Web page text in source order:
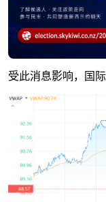
受此消息影响，国